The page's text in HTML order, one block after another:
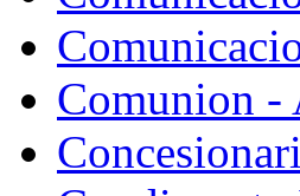
Comunion -